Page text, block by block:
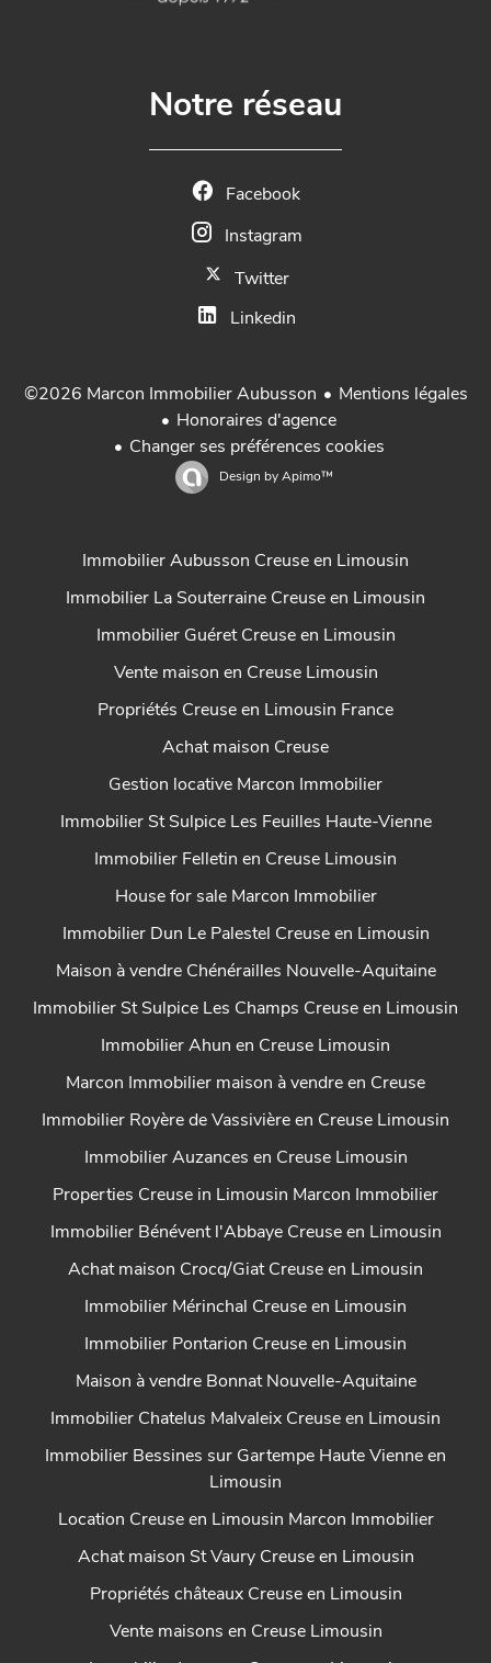
Notre réseau
Facebook
Instagram
Twitter
Linkedin
©2026 Marcon Immobilier Aubusson
Mentions légales
Honoraires d'agence
Changer ses préférences cookies
Design by Apimo™
Immobilier Aubusson Creuse en Limousin
Immobilier La Souterraine Creuse en Limousin
Immobilier Guéret Creuse en Limousin
Vente maison en Creuse Limousin
Propriétés Creuse en Limousin France
Achat maison Creuse
Gestion locative Marcon Immobilier
Immobilier St Sulpice Les Feuilles Haute-Vienne
Immobilier Felletin en Creuse Limousin
House for sale Marcon Immobilier
Immobilier Dun Le Palestel Creuse en Limousin
Maison à vendre Chénérailles Nouvelle-Aquitaine
Immobilier St Sulpice Les Champs Creuse en Limousin
Immobilier Ahun en Creuse Limousin
Marcon Immobilier maison à vendre en Creuse
Immobilier Royère de Vassivière en Creuse Limousin
Immobilier Auzances en Creuse Limousin
Properties Creuse in Limousin Marcon Immobilier
Immobilier Bénévent l'Abbaye Creuse en Limousin
Achat maison Crocq/Giat Creuse en Limousin
Immobilier Mérinchal Creuse en Limousin
Immobilier Pontarion Creuse en Limousin
Maison à vendre Bonnat Nouvelle-Aquitaine
Immobilier Chatelus Malvaleix Creuse en Limousin
Immobilier Bessines sur Gartempe Haute Vienne en
Limousin
Location Creuse en Limousin Marcon Immobilier
Achat maison St Vaury Creuse en Limousin
Propriétés châteaux Creuse en Limousin
Vente maisons en Creuse Limousin